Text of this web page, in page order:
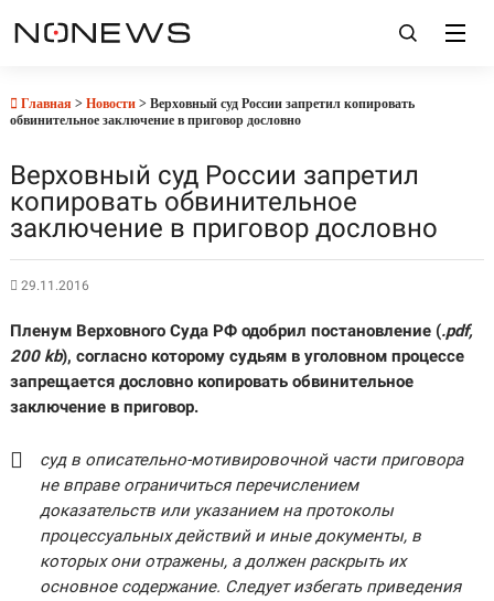
Главная > Новости> Верховный суд России запретил копировать
обвинительное заключение в приговор дословно
Верховный суд России запретил
копировать обвинительное
заключение в приговор дословно
29.11.2016
Пленум Верховного Суда РФ одобрил постановление (.pdf,
200 kb), согласно которому судьям в уголовном процессе
запрещается дословно копировать обвинительное
заключение в приговор.
суд в описательно-мотивировочной части приговора
не вправе ограничиться перечислением
доказательств или указанием на протоколы
процессуальных действий и иные документы, в
которых они отражены, а должен раскрыть их
основное содержание. Следует избегать приведения